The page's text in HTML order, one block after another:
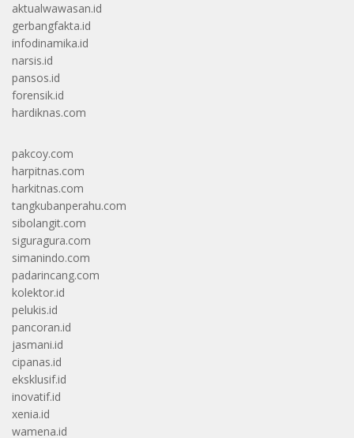
aktualwawasan.id
gerbangfakta.id
infodinamika.id
narsis.id
pansos.id
forensik.id
hardiknas.com
pakcoy.com
harpitnas.com
harkitnas.com
tangkubanperahu.com
sibolangit.com
siguragura.com
simanindo.com
padarincang.com
kolektor.id
pelukis.id
pancoran.id
jasmani.id
cipanas.id
eksklusif.id
inovatif.id
xenia.id
wamena.id